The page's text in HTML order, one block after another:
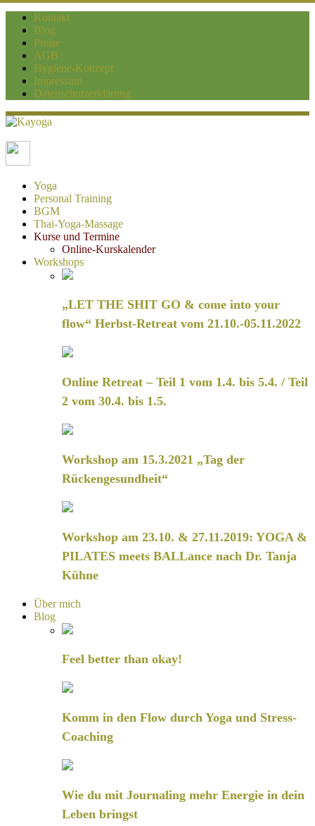
Kontakt
Blog
Preise
AGB
Hygiene-Konzept
Impressum
Datenschutzerklärung
Kayoga
Yoga und Personaltraining Duisburg
Yoga
Personal Training
BGM
Thai-Yoga-Massage
Kurse und Termine
Online-Kurskalender
Workshops
„LET THE SHIT GO & come into your
flow“ Herbst-Retreat vom 21.10.-05.11.2022
Online Retreat – Teil 1 vom 1.4. bis 5.4. / Teil
2 vom 30.4. bis 1.5.
Workshop am 15.3.2021 „Tag der
Rückengesundheit“
Workshop am 23.10. & 27.11.2019: YOGA &
PILATES meets BALLance nach Dr. Tanja
Kühne
Über mich
Blog
Feel better than okay!
Komm in den Flow durch Yoga und Stress-
Coaching
Wie du mit Journaling mehr Energie in dein
Leben bringst